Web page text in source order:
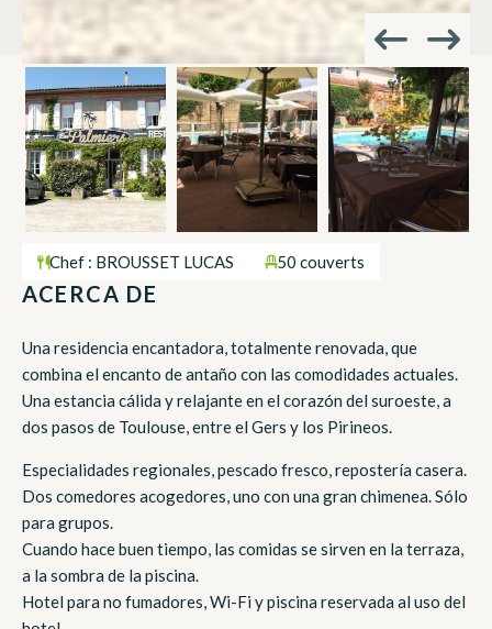
Chef : BROUSSET LUCAS 50 couverts
ACERCA DE
Una residencia encantadora, totalmente renovada, que
combina el encanto de antaño con las comodidades actuales.
Una estancia cálida y relajante en el corazón del suroeste, a
dos pasos de Toulouse, entre el Gers y los Pirineos.
Especialidades regionales, pescado fresco, repostería casera.
Dos comedores acogedores, uno con una gran chimenea. Sólo
para grupos.
Cuando hace buen tiempo, las comidas se sirven en la terraza,
a la sombra de la piscina.
Hotel para no fumadores, Wi-Fi y piscina reservada al uso del